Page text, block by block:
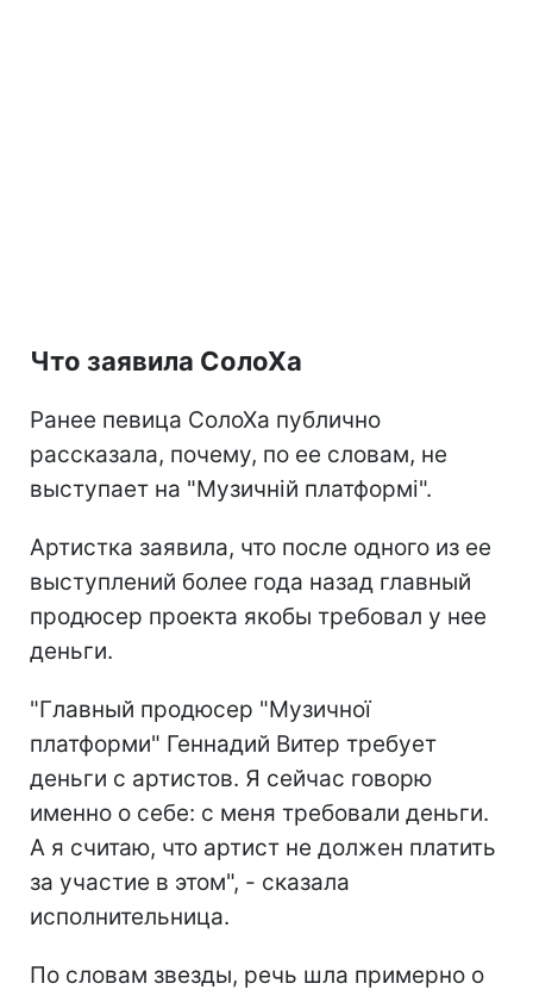
Что заявила СолоХа
Ранее певица СолоХа публично
рассказала, почему, по ее словам, не
выступает на "Музичній платформі".
Артистка заявила, что после одного из ее
выступлений более года назад главный
продюсер проекта якобы требовал у нее
деньги.
"Главный продюсер "Музичної
платформи" Геннадий Витер требует
деньги с артистов. Я сейчас говорю
именно о себе: с меня требовали деньги.
А я считаю, что артист не должен платить
за участие в этом", - сказала
исполнительница.
По словам звезды, речь шла примерно о